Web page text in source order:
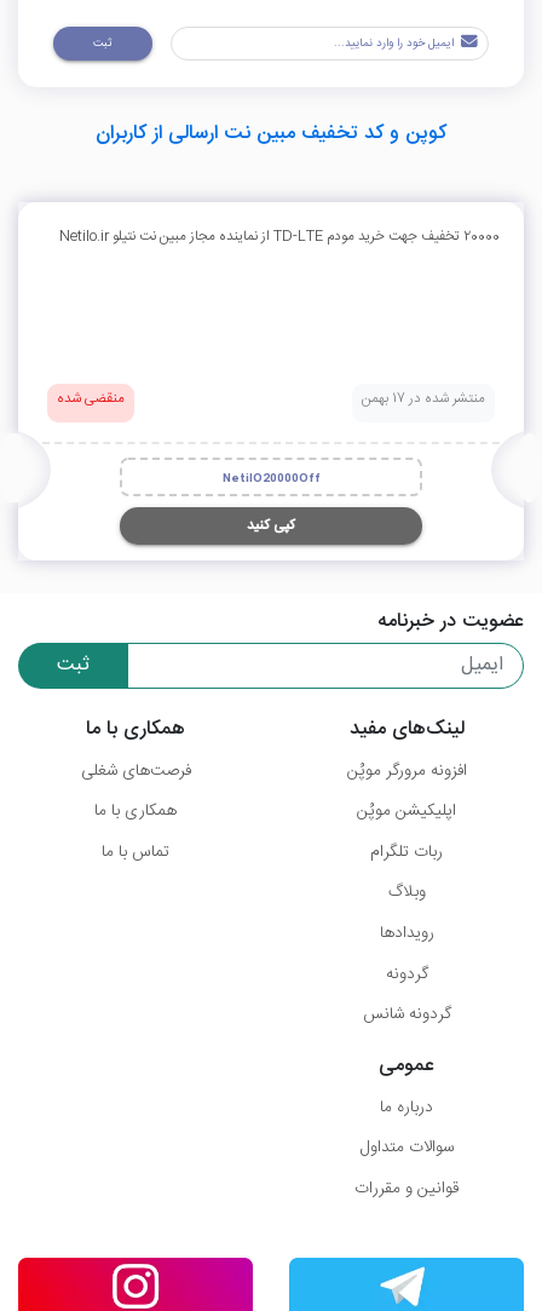
ثبت
کوپن و کد تخفیف مبین نت ارسالی از کاربران
20000 تخفیف جهت خرید مودم TD-LTE از نماینده مجاز مبین نت نتیلو Netilo.ir
منتشر شده در 17 بهمن منقضی شده
NetilO20000Off
کپی کنید
عضویت در خبرنامه
ثبت
لینک‌های مفید
افزونه مرورگر موپُن
اپلیکیشن موپُن
ربات تلگرام
وبلاگ
رویدادها
گردونه
گردونه شانس
همکاری با ما
فرصت‌های شغلی
همکاری با ما
تماس با ما
عمومی
درباره ما
سوالات متداول
قوانین و مقررات